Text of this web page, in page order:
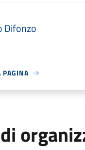
Difonzo
PAGINA